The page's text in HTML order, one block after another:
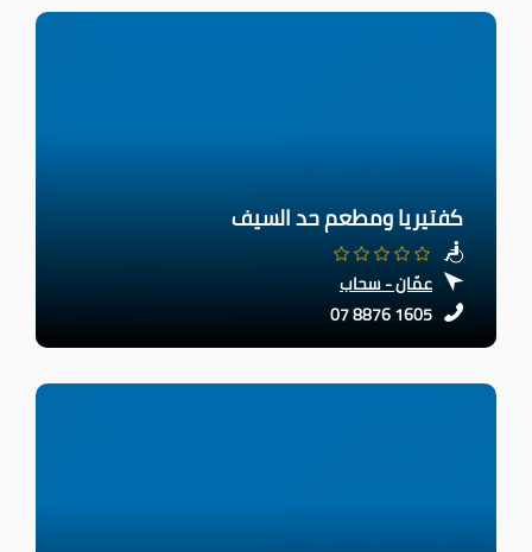
كفتيريا ومطعم حد السيف
عمّان - سحاب
07 8876 1605